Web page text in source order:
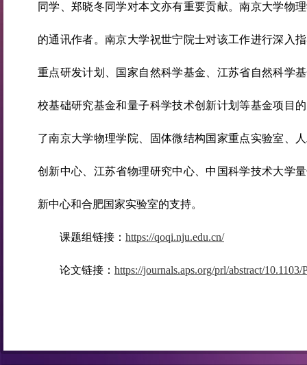
同学、郑晓冬同学对本文亦有重要贡献。南京大学物
的通讯作者。南京大学祝世宁院士对该工作进行深入
重点研发计划、国家自然科学基金、江苏省自然科学
校基础研究基金和量子科学技术创新计划等基金项目
了南京大学物理学院、固体微结构国家重点实验室、
创新中心、江苏省物理研究中心、中国科学技术大学
新中心和合肥国家实验室的支持。
课题组链接： https://qoqi.nju.edu.cn/
论文链接： https://journals.aps.org/prl/abstract/